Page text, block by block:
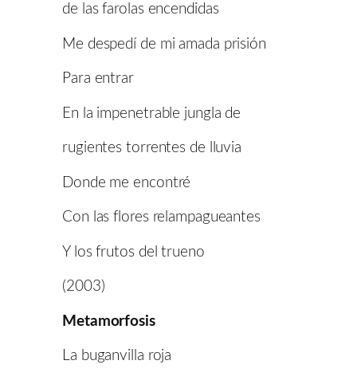
de las farolas encendidas
Me despedí de mi amada prisión
Para entrar
En la impenetrable jungla de
rugientes torrentes de lluvia
Donde me encontré
Con las flores relampagueantes
Y los frutos del trueno
(2003)
Metamorfosis
La buganvilla roja